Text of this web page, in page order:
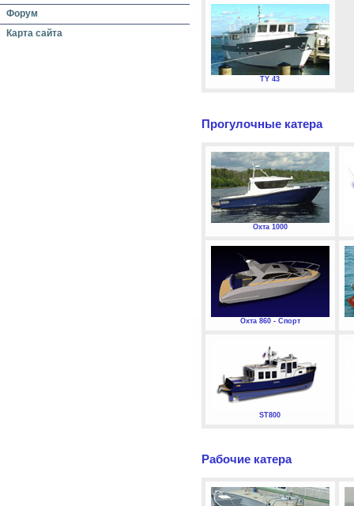
Форум
Карта сайта
TY 43
Прогулочные катера
Охта 1000
Охта 860 - Спорт
ST800
Рабочие катера